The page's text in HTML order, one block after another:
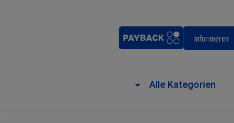
Informieren
Alle Kategorien